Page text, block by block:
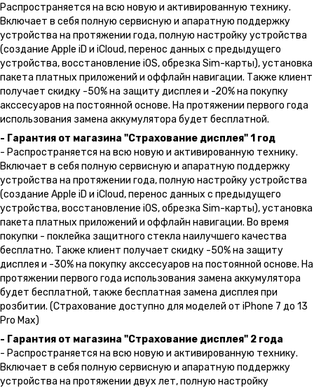
Распространяется на всю новую и активированную технику.
Включает в себя полную сервисную и апаратную поддержку
устройства на протяжении года, полную настройку устройства
(создание Apple iD и iCloud, перенос данных с предыдущего
устройства, восстановление iOS, обрезка Sim-карты), установка
пакета платных приложений и оффлайн навигации. Также клиент
получает скидку -50% на защиту дисплея и -20% на покупку
акссесуаров на постоянной основе. На протяжении первого года
использования замена аккумулятора будет бесплатной.
- Гарантия от магазина "Страхование дисплея" 1 год
- Распространяется на всю новую и активированную технику.
Включает в себя полную сервисную и апаратную поддержку
устройства на протяжении года, полную настройку устройства
(создание Apple iD и iCloud, перенос данных с предыдущего
устройства, восстановление iOS, обрезка Sim-карты), установка
пакета платных приложений и оффлайн навигации. Во время
покупки - поклейка защитного стекла наилучшего качества
бесплатно. Также клиент получает скидку -50% на защиту
дисплея и -30% на покупку акссесуаров на постоянной основе. На
протяжении первого года использования замена аккумулятора
будет бесплатной, также бесплатная замена дисплея при
розбитии. (Страхование доступно для моделей от iPhone 7 до 13
Pro Max)
- Гарантия от магазина "Страхование дисплея" 2 года
- Распространяется на всю новую и активированную технику.
Включает в себя полную сервисную и апаратную поддержку
устройства на протяжении двух лет, полную настройку